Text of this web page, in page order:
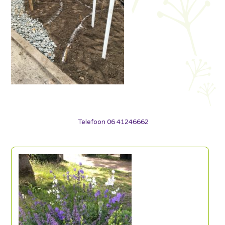
Telefoon 06 41246662